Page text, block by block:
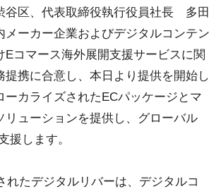
谷区、代表取締役執行役員社長 多田
メーカー企業およびデジタルコンテン
Eコマース海外展開支援サービスに関
提携に合意し、本日より提供を開始し
ーカライズされたECパッケージとマ
リューションを提供し、グローバル
援します。
れたデジタルリバーは、デジタルコ